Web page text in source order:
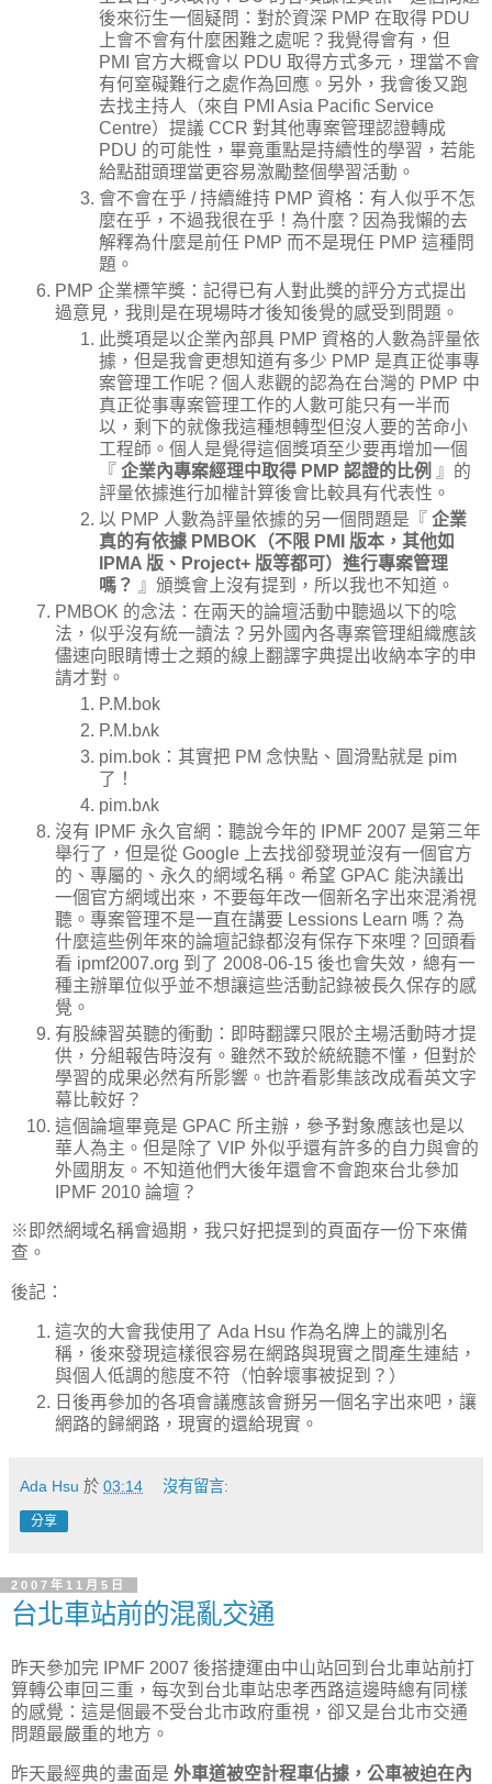
後來衍生一個疑問：對於資深 PMP 在取得 PDU
上會不會有什麼困難之處呢？我覺得會有，但
PMI 官方大概會以 PDU 取得方式多元，理當不會
有何窒礙難行之處作為回應。另外，我會後又跑
去找主持人（來自 PMI Asia Pacific Service
Centre）提議 CCR 對其他專案管理認證轉成
PDU 的可能性，畢竟重點是持續性的學習，若能
給點甜頭理當更容易激勵整個學習活動。
會不會在乎 / 持續維持 PMP 資格：有人似乎不怎
麼在乎，不過我很在乎！為什麼？因為我懶的去
解釋為什麼是前任 PMP 而不是現任 PMP 這種問
題。
PMP 企業標竿獎：記得已有人對此獎的評分方式提出
過意見，我則是在現場時才後知後覺的感受到問題。
此獎項是以企業內部具 PMP 資格的人數為評量依
據，但是我會更想知道有多少 PMP 是真正從事專
案管理工作呢？個人悲觀的認為在台灣的 PMP 中
真正從事專案管理工作的人數可能只有一半而
以，剩下的就像我這種想轉型但沒人要的苦命小
工程師。個人是覺得這個獎項至少要再增加一個
『 企業內專案經理中取得 PMP 認證的比例 』的
評量依據進行加權計算後會比較具有代表性。
以 PMP 人數為評量依據的另一個問題是『 企業
真的有依據 PMBOK（不限 PMI 版本，其他如
IPMA 版、Project+ 版等都可）進行專案管理
嗎？ 』頒獎會上沒有提到，所以我也不知道。
PMBOK 的念法：在兩天的論壇活動中聽過以下的唸
法，似乎沒有統一讀法？另外國內各專案管理組織應該
儘速向眼睛博士之類的線上翻譯字典提出收納本字的申
請才對。
P.M.bok
P.M.bʌk
pim.bok：其實把 PM 念快點、圓滑點就是 pim
了！
pim.bʌk
沒有 IPMF 永久官網：聽說今年的 IPMF 2007 是第三年
舉行了，但是從 Google 上去找卻發現並沒有一個官方
的、專屬的、永久的網域名稱。希望 GPAC 能決議出
一個官方網域出來，不要每年改一個新名字出來混淆視
聽。專案管理不是一直在講要 Lessions Learn 嗎？為
什麼這些例年來的論壇記錄都沒有保存下來哩？回頭看
看 ipmf2007.org 到了 2008-06-15 後也會失效，總有一
種主辦單位似乎並不想讓這些活動記錄被長久保存的感
覺。
有股練習英聽的衝動：即時翻譯只限於主場活動時才提
供，分組報告時沒有。雖然不致於統統聽不懂，但對於
學習的成果必然有所影響。也許看影集該改成看英文字
幕比較好？
這個論壇畢竟是 GPAC 所主辦，參予對象應該也是以
華人為主。但是除了 VIP 外似乎還有許多的自力與會的
外國朋友。不知道他們大後年還會不會跑來台北參加
IPMF 2010 論壇？
※即然網域名稱會過期，我只好把提到的頁面存一份下來備
查。
後記：
這次的大會我使用了 Ada Hsu 作為名牌上的識別名
稱，後來發現這樣很容易在網路與現實之間產生連結，
與個人低調的態度不符（怕幹壞事被捉到？）
日後再參加的各項會議應該會掰另一個名字出來吧，讓
網路的歸網路，現實的還給現實。
Ada Hsu 於 03:14 沒有留言:
分享
2007年11月5日
台北車站前的混亂交通
昨天參加完 IPMF 2007 後搭捷運由中山站回到台北車站前打
算轉公車回三重，每次到台北車站忠孝西路這邊時總有同樣
的感覺：這是個最不受台北市政府重視，卻又是台北市交通
問題最嚴重的地方。
昨天最經典的畫面是 外車道被空計程車佔據，公車被迫在內